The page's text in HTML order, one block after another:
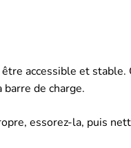
accessible et stable.
de charge.
essorez-la, puis